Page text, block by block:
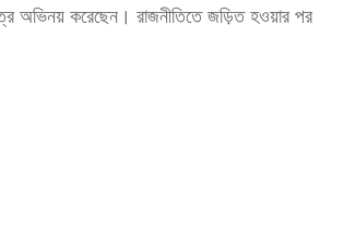
অভিনয় করেছেন। রাজনীতিতে জড়িত হওয়ার পর